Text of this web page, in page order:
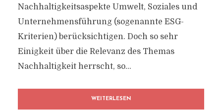
Nachhaltigkeitsaspekte Umwelt, Soziales und
Unternehmensführung (sogenannte ESG-
Kriterien) berücksichtigen. Doch so sehr
Einigkeit über die Relevanz des Themas
Nachhaltigkeit herrscht, so...
WEITERLESEN